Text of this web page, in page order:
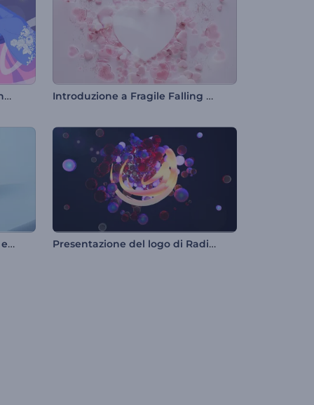
Animazione di auguri per Tanabata Introduzione a Fragile Falling Hearts
Rivelazione rapida del logo a effetto dirompente Presentazione del logo di Radiant Forms